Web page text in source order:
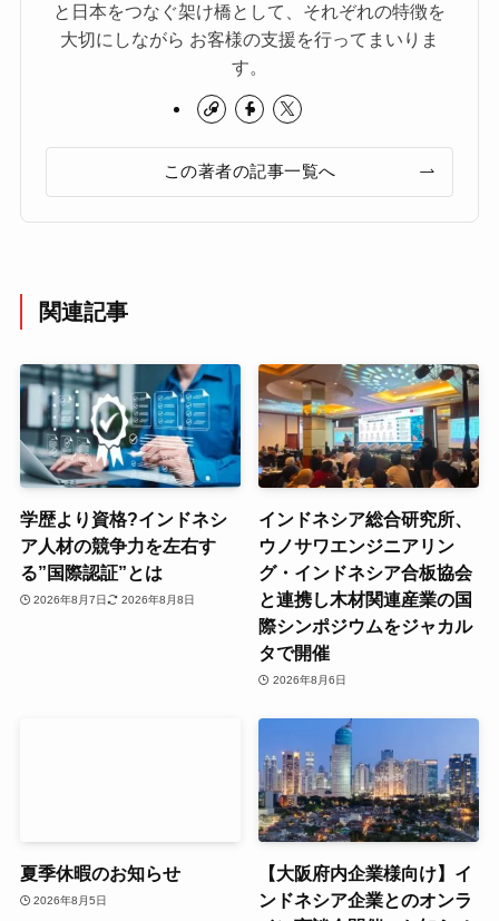
と日本をつなぐ架け橋として、それぞれの特徴を
大切にしながら お客様の支援を行ってまいりま
す。
この著者の記事一覧へ
関連記事
学歴より資格?インドネシ
ア人材の競争力を左右す
る”国際認証”とは
2026年8月7日 2026年8月8日
インドネシア総合研究所、
ウノサワエンジニアリン
グ・インドネシア合板協会
と連携し木材関連産業の国
際シンポジウムをジャカル
タで開催
2026年8月6日
夏季休暇のお知らせ
2026年8月5日
【大阪府内企業様向け】イ
ンドネシア企業とのオンラ